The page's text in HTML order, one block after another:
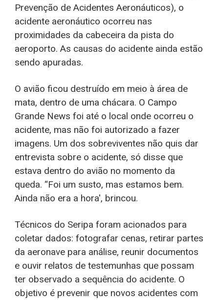
Prevenção de Acidentes Aeronáuticos), o
acidente aeronáutico ocorreu nas
proximidades da cabeceira da pista do
aeroporto. As causas do acidente ainda estão
sendo apuradas.
O avião ficou destruído em meio à área de
mata, dentro de uma chácara. O Campo
Grande News foi até o local onde ocorreu o
acidente, mas não foi autorizado a fazer
imagens. Um dos sobreviventes não quis dar
entrevista sobre o acidente, só disse que
estava dentro do avião no momento da
queda. “Foi um susto, mas estamos bem.
Ainda não era a hora', brincou.
Técnicos do Seripa foram acionados para
coletar dados: fotografar cenas, retirar partes
da aeronave para análise, reunir documentos
e ouvir relatos de testemunhas que possam
ter observado a sequência do acidente. O
objetivo é prevenir que novos acidentes com